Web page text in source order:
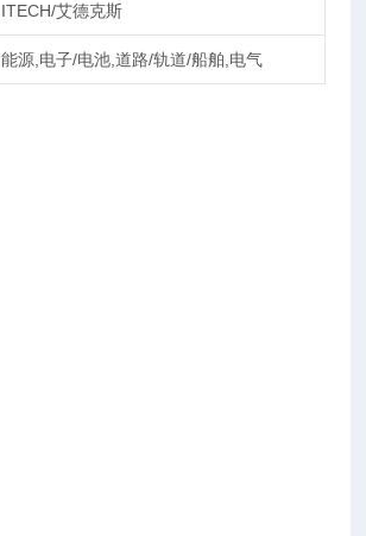
ITECH/艾德克斯
能源,电子/电池,道路/轨道/船舶,电气